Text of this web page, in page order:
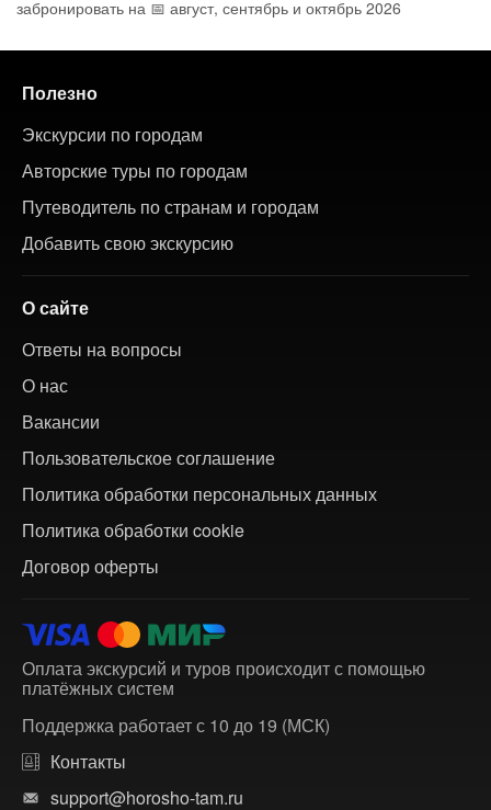
забронировать на 📅 август, сентябрь и октябрь 2026
Полезно
Экскурсии по городам
Авторские туры по городам
Путеводитель по странам и городам
Добавить свою экскурсию
О сайте
Ответы на вопросы
О нас
Вакансии
Пользовательское соглашение
Политика обработки персональных данных
Политика обработки cookie
Договор оферты
Оплата экскурсий и туров происходит с помощью
платёжных систем
Поддержка работает с 10 до 19 (МСК)
Контакты
support@horosho-tam.ru